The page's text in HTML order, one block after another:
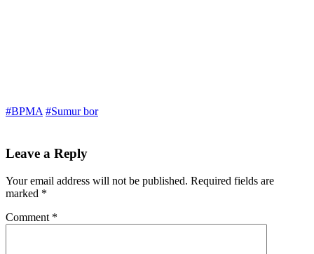
#BPMA #Sumur bor
Leave a Reply
Your email address will not be published. Required fields are
marked *
Comment *